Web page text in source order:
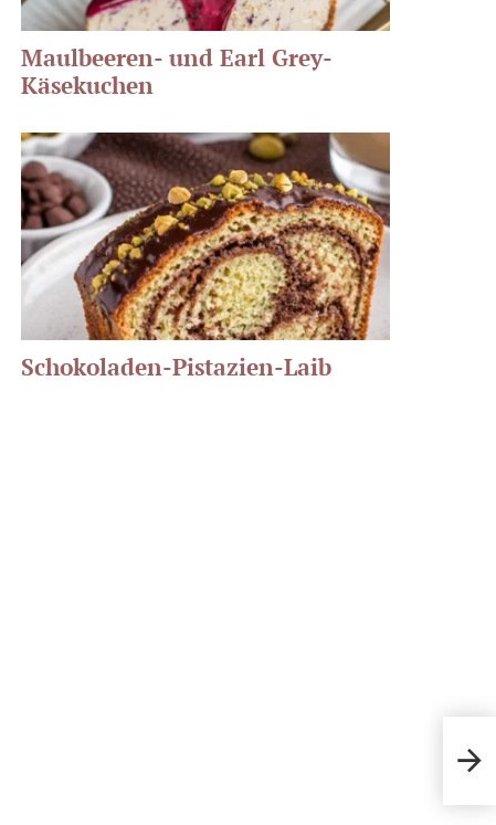
Maulbeeren- und Earl Grey-
Käsekuchen
Schokoladen-Pistazien-Laib